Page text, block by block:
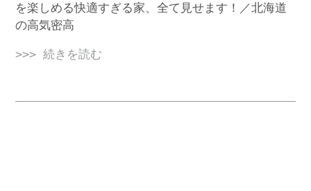
を楽しめる快適すぎる家、全て見せます！／北海道
の高気密高
>>> 続きを読む